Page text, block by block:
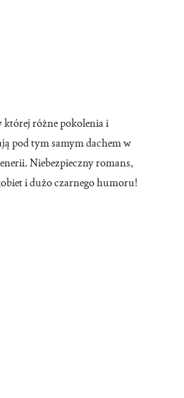
której różne pokolenia i
pod tym samym dachem w
Niebezpieczny romans,
i dużo czarnego humoru!